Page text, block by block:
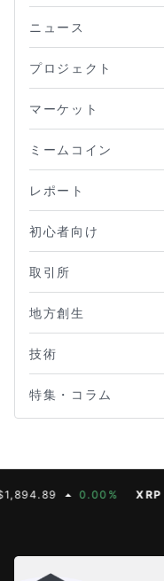
ニュース
プロジェクト
マーケット
ミームコイン
レポート
初心者向け
取引所
地方創生
技術
特集・コラム
0.00% XRP $1.02